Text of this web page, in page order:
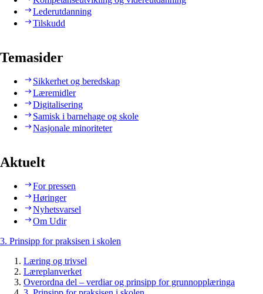
Lederutdanning
Tilskudd
Temasider
Sikkerhet og beredskap
Læremidler
Digitalisering
Samisk i barnehage og skole
Nasjonale minoriteter
Aktuelt
For pressen
Høringer
Nyhetsvarsel
Om Udir
3. Prinsipp for praksisen i skolen
Læring og trivsel
Læreplanverket
Overordna del – verdiar og prinsipp for grunnopplæringa